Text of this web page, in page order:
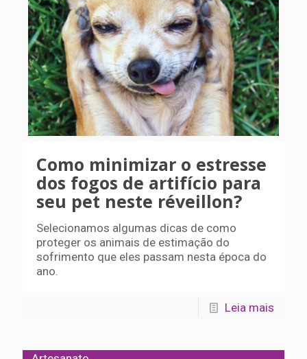
Como minimizar o estresse
dos fogos de artifício para
seu pet neste réveillon?
Selecionamos algumas dicas de como
proteger os animais de estimação do
sofrimento que eles passam nesta época do
ano.
Leia mais